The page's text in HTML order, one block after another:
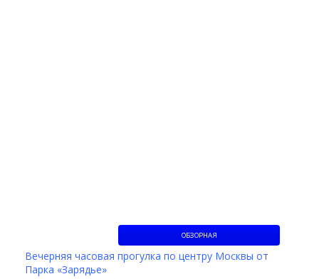
ОБЗОРНАЯ
Вечерняя часовая прогулка по центру Москвы от
Парка «Зарядье»